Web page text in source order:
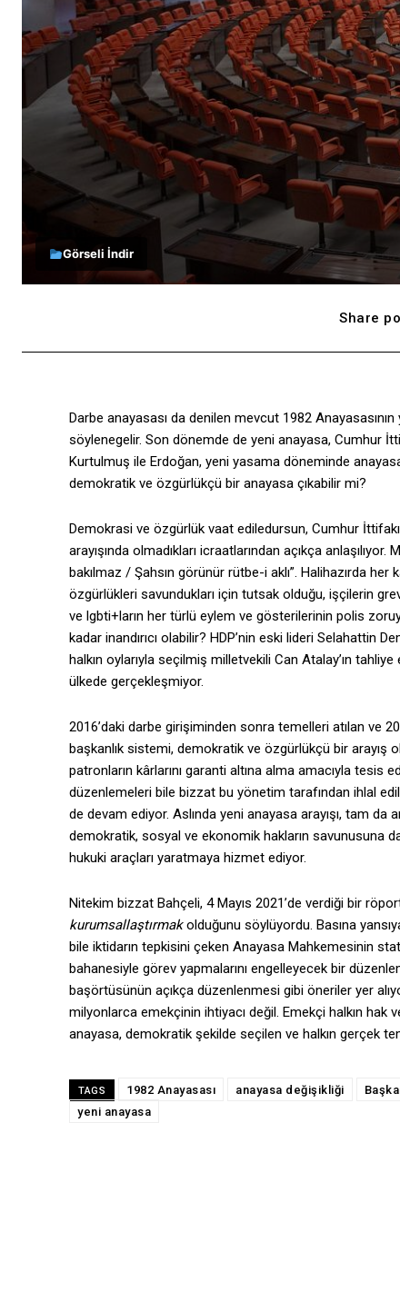
Görseli İndir
Share
Darbe anayasası da denilen mevcut 1982
söylenegelir. Son dönemde de yeni anayasa, Cumhur
Kurtulmuş ile Erdoğan, yeni yasama döneminde anayasa
demokratik ve özgürlükçü bir anayasa çıkabilir mi?
Demokrasi ve özgürlük vaat ediledursun, Cumhur
arayışında olmadıkları icraatlarından açıkça
bakılmaz / Şahsın görünür rütbe-i aklı”. Halihazırda
özgürlükleri savundukları için tutsak olduğu, işçilerin
ve lgbti+ların her türlü eylem ve gösterilerinin polis
kadar inandırıcı olabilir? HDP’nin eski lideri Selahattin
halkın oylarıyla seçilmiş milletvekili Can Atalay’ın
ülkede gerçekleşmiyor.
2016’daki darbe girişiminden sonra temelleri atılan ve
başkanlık sistemi, demokratik ve özgürlükçü bir
patronların kârlarını garanti altına alma amacıyla tesis
düzenlemeleri bile bizzat bu yönetim tarafından ihlal
de devam ediyor. Aslında yeni anayasa arayışı, tam
demokratik, sosyal ve ekonomik hakların savunusuna
hukuki araçları yaratmaya hizmet ediyor.
Nitekim bizzat Bahçeli, 4 Mayıs 2021’de verdiği bir
kurumsallaştırmakolduğunu söylüyordu. Basına
bile iktidarın tepkisini çeken Anayasa Mahkemesinin
bahanesiyle görev yapmalarını engelleyecek bir
başörtüsünün açıkça düzenlenmesi gibi öneriler yer
milyonlarca emekçinin ihtiyacı değil. Emekçi halkın
anayasa, demokratik şekilde seçilen ve halkın gerçek
TAGS 1982 Anayasası anayasa değişikliği
yeni anayasa